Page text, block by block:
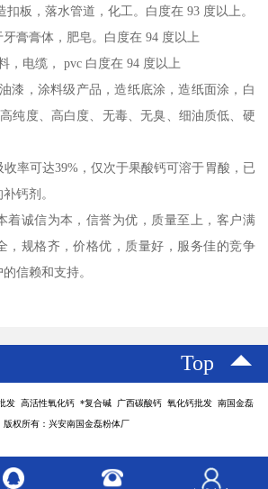
扣板，落水管道，化工。白度在 93 度以上。
膏膏体，肥皂。白度在 94 度以上
，电缆， pvc 白度在 94 度以上
漆，涂料级产品，造纸底涂，造纸面涂，白
纯度、高白度、无毒、无臭、细油质低、硬
率可达39%，仅次于果酸钙可溶于胃酸，已
钙剂。
着诚信为本，信誉为优，质量至上，客户满
，规格齐，价格优，质量好，服务佳的竞争
信赖和支持。
Top
发 高活性氧化钙 *复合碱 广西碳酸钙 氧化钙批发 南国金磊
版权所有：兴安南国金磊粉体厂